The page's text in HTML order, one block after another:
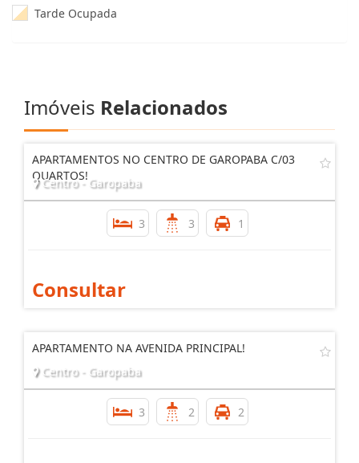
Tarde Ocupada
Imóveis Relacionados
APARTAMENTOS NO CENTRO DE GAROPABA C/03
QUARTOS!
Centro - Garopaba
3 3 1
Consultar
APARTAMENTO NA AVENIDA PRINCIPAL!
Centro - Garopaba
3 2 2